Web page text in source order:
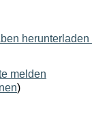
herunterladen
melden
)